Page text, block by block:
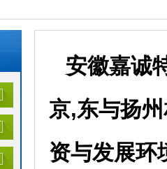
安徽嘉诚
京,东与扬
资与发展环